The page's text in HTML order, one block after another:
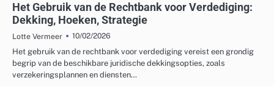
Het Gebruik van de Rechtbank voor Verdediging:
Dekking, Hoeken, Strategie
Lotte Vermeer
10/02/2026
Het gebruik van de rechtbank voor verdediging vereist een grondig
begrip van de beschikbare juridische dekkingsopties, zoals
verzekeringsplannen en diensten…